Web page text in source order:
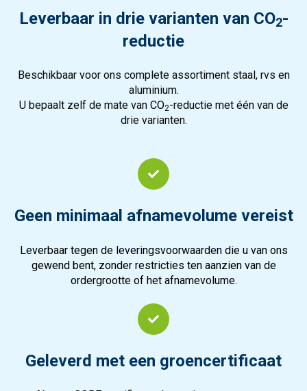
Leverbaar in drie varianten van CO2-
reductie
Beschikbaar voor ons complete assortiment staal, rvs en
aluminium.
U bepaalt zelf de mate van CO2-reductie met één van de
drie varianten.
Geen minimaal afnamevolume vereist
Leverbaar tegen de leveringsvoorwaarden die u van ons
gewend bent, zonder restricties ten aanzien van de
ordergrootte of het afnamevolume.
Geleverd met een groencertificaat